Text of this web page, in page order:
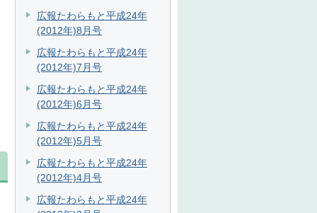
広報たわらもと平成24年
(2012年)8月号
広報たわらもと平成24年
(2012年)7月号
広報たわらもと平成24年
(2012年)6月号
広報たわらもと平成24年
(2012年)5月号
広報たわらもと平成24年
(2012年)4月号
広報たわらもと平成24年